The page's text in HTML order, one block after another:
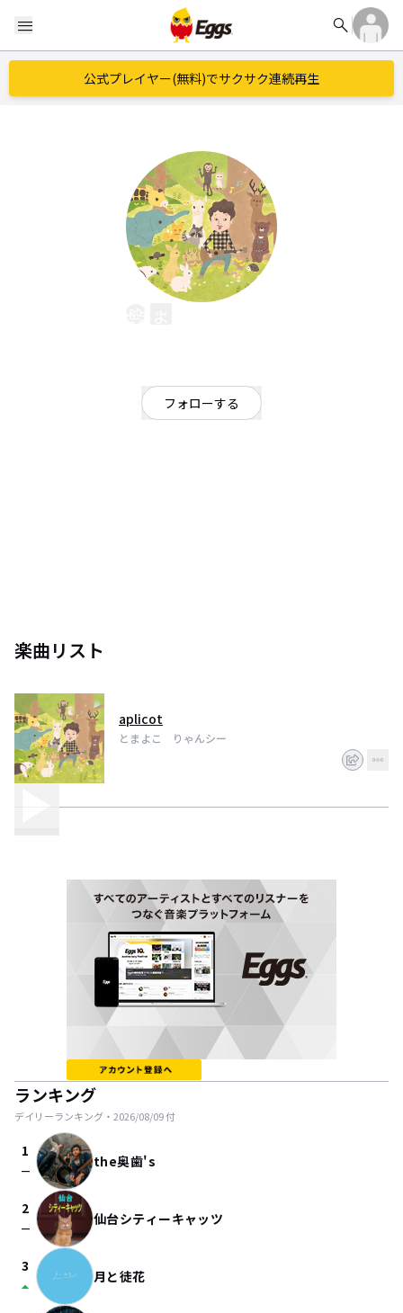
menu search
公式プレイヤー(無料)でサクサク連続再生
フォローする
楽曲リスト
aplicot
とまよこ りゃんシー
ランキング
デイリーランキング・ 2026/08/09付
1
check_indeterminate_small the奥歯's
2
check_indeterminate_small 仙台シティーキャッツ
3
arrow_drop_up 月と徒花